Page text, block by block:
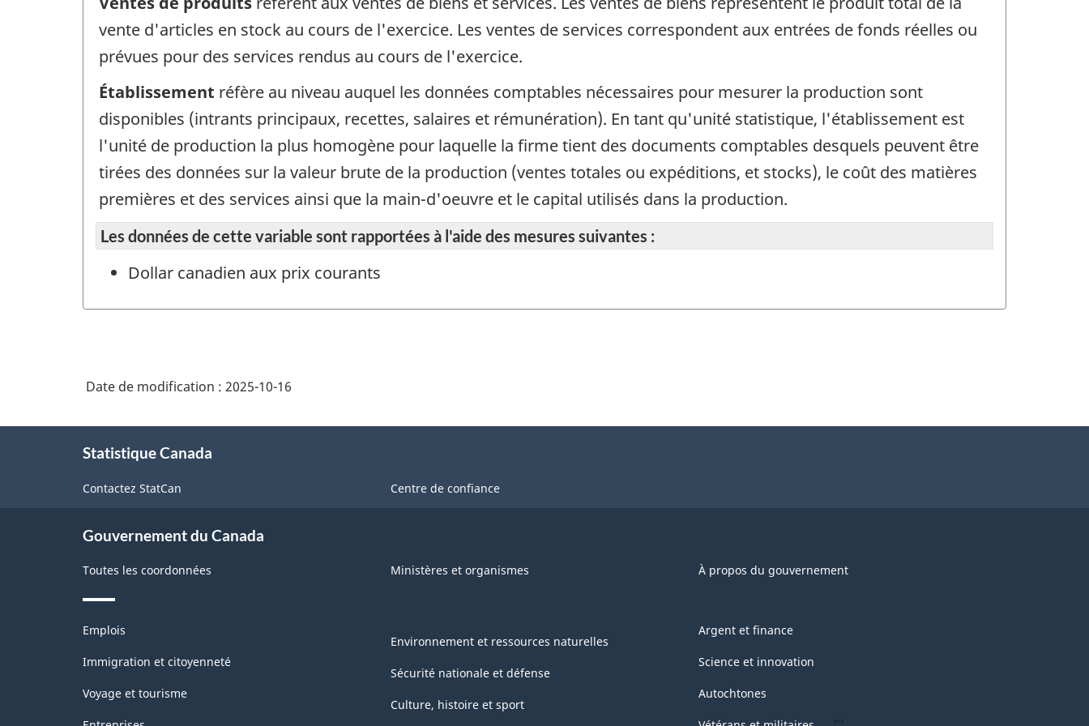
vente d'articles en stock au cours de l'exercice. Les ventes de services correspondent aux entrées de fonds réelles ou
prévues pour des services rendus au cours de l'exercice.
Établissement réfère au niveau auquel les données comptables nécessaires pour mesurer la production sont
disponibles (intrants principaux, recettes, salaires et rémunération). En tant qu'unité statistique, l'établissement est
l'unité de production la plus homogène pour laquelle la firme tient des documents comptables desquels peuvent être
tirées des données sur la valeur brute de la production (ventes totales ou expéditions, et stocks), le coût des matières
premières et des services ainsi que la main-d'oeuvre et le capital utilisés dans la production.
Les données de cette variable sont rapportées à l'aide des mesures suivantes :
Dollar canadien aux prix courants
Date de modification : 2025-10-16
Statistique Canada
Contactez StatCan Centre de confiance
Gouvernement du Canada
Toutes les coordonnées Ministères et organismes À propos du gouvernement
Thèmes
sujets
Emplois
Immigration et citoyenneté
Voyage et tourisme
Environnement et ressources naturelles
Sécurité nationale et défense
Culture, histoire et sport
Argent et finance
Science et innovation
Autochtones